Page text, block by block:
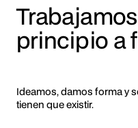
principio a
Ideamos, damos forma y
tienen que existir.